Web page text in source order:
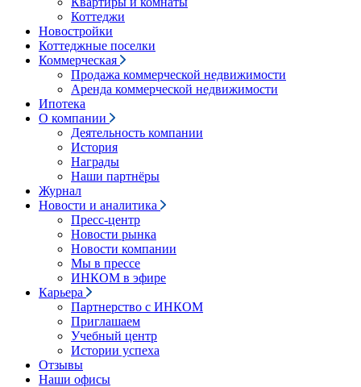
Коттеджи
Новостройки
Коттеджные поселки
Коммерческая
Продажа коммерческой недвижимости
Аренда коммерческой недвижимости
Ипотека
О компании
Деятельность компании
История
Награды
Наши партнёры
Журнал
Новости и аналитика
Пресс-центр
Новости рынка
Новости компании
Мы в прессе
ИНКОМ в эфире
Карьера
Партнерство с ИНКОМ
Приглашаем
Учебный центр
Истории успеха
Отзывы
Наши офисы